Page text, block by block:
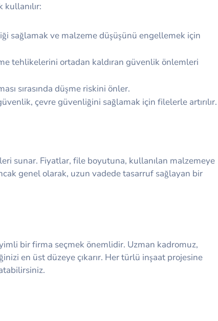
sağlamak ve malzeme düşüşünü engellemek için
tehlikelerini ortadan kaldıran güvenlik önlemleri
sırasında düşme riskini önler.
çevre güvenliğini sağlamak için filelerle artırılır.
sunar. Fiyatlar, file boyutuna, kullanılan malzemeye
genel olarak, uzun vadede tasarruf sağlayan bir
bir firma seçmek önemlidir. Uzman kadromuz,
en üst düzeye çıkarır. Her türlü inşaat projesine